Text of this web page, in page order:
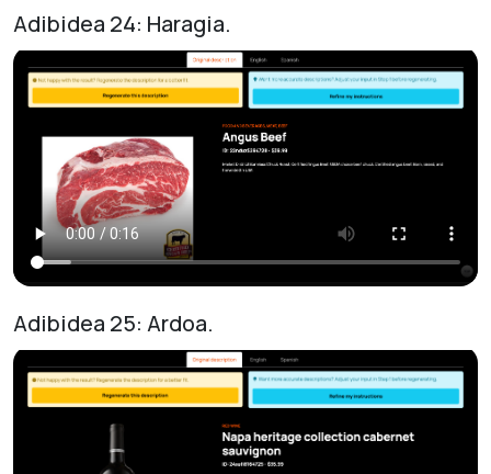
Adibidea 24: Haragia.
Adibidea 25: Ardoa.